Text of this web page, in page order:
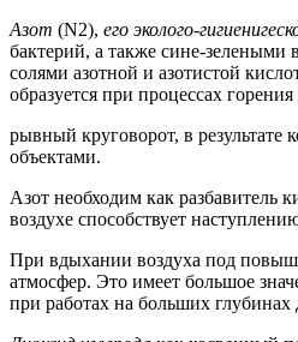
Азот (N2), его эколого-
бактерий, а также сине-зелеными
солями азотной и азотистой
образуется при процессах
рывный круговорот, в результате
объектами.
Азот необходим как
воздухе способствует
При вдыхании воздуха под
атмосфер. Это имеет большое
при работах на больших глубинах